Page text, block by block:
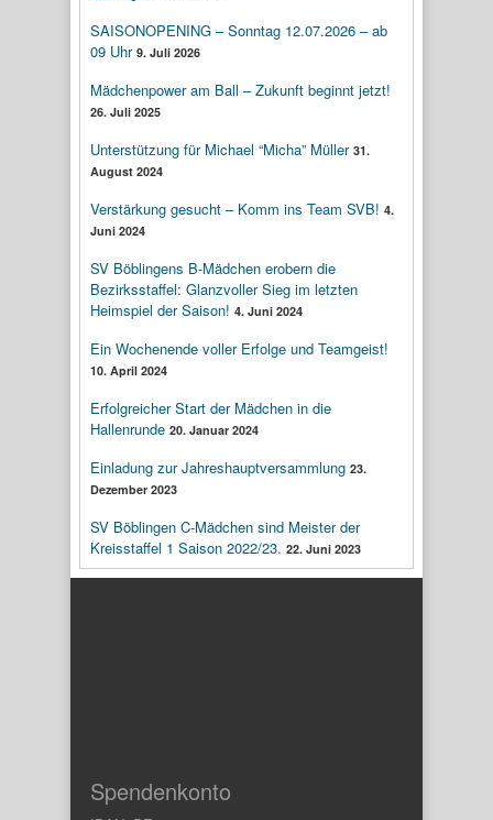
SAISONOPENING – Sonntag 12.07.2026 – ab
09 Uhr 9. Juli 2026
Mädchenpower am Ball – Zukunft beginnt jetzt!
26. Juli 2025
Unterstützung für Michael “Micha” Müller 31.
August 2024
Verstärkung gesucht – Komm ins Team SVB! 4.
Juni 2024
SV Böblingens B-Mädchen erobern die
Bezirksstaffel: Glanzvoller Sieg im letzten
Heimspiel der Saison! 4. Juni 2024
Ein Wochenende voller Erfolge und Teamgeist!
10. April 2024
Erfolgreicher Start der Mädchen in die
Hallenrunde 20. Januar 2024
Einladung zur Jahreshauptversammlung 23.
Dezember 2023
SV Böblingen C-Mädchen sind Meister der
Kreisstaffel 1 Saison 2022/23. 22. Juni 2023
Spendenkonto